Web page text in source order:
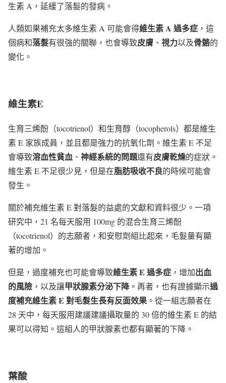
生素 A，延緩了落髮的發病。
人類如果補充太多維生素 A 可能會得維生素A 過多症 ，這
個病和落髮有很強的關聯，也會導致皮膚 、 視力以及骨骼的
變化。
維生素E
生育三烯酚（tocotrienol）和生育醇（tocopherols）都是維生
素 E 家族成員，並且都是強力的抗氧化劑。維生素 E 不足
會導致溶血性貧血 、 神經系統的問題還有皮膚乾燥的症狀。
維生素 E 不足很少見，但是在脂肪吸收不良的時候可能會
發生。
關於補充維生素 E 對落髮的益處的文獻和資料很少。一項
研究中，21 名每天服用 100mg 的混合生育三烯酚
（tocotrienol）的志願者，和安慰劑組比起來，毛髮量有顯
著的增加。
但是，過度補充也可能會導致維生素E 過多症 ，增加出血
的風險 ，以及讓甲狀腺素分泌下降。再者，也有證據顯示過
度補充維生素E 對毛髮生長有反面效果 。從一組志願者在
28 天中，每天服用建議建議攝取量的 30 倍的維生素 E 的結
果可以得知。這組人的甲狀腺素也都有顯著的下降。
葉酸